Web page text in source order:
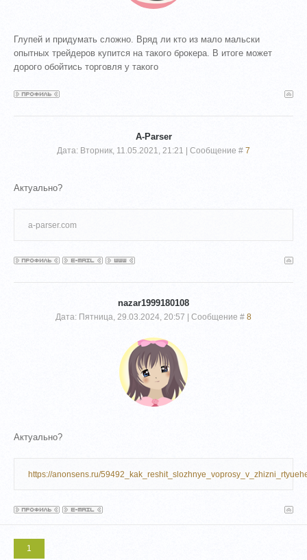
Глупей и придумать сложно. Вряд ли кто из мало мальски
опытных трейдеров купится на такого брокера. В итоге может
дорого обойтись торговля у такого
A-Parser
Дата: Вторник, 11.05.2021, 21:21 | Сообщение # 7
Актуально?
a-parser.com
nazar1999180108
Дата: Пятница, 29.03.2024, 20:57 | Сообщение # 8
Актуально?
https://anonsens.ru/
1